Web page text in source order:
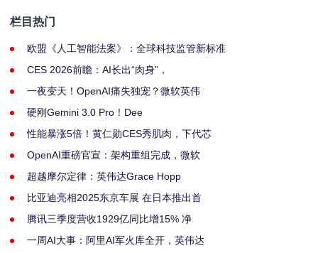
栏目热门
欧盟《人工智能法案》：全球科技监管新标准
CES 2026前瞻：AI长出“肉身”，
一夜变天！OpenAI痛失独宠？微软英伟
硬刚Gemini 3.0 Pro！Dee
性能暴涨5倍！黄仁勋CES秀肌肉，下代芯
OpenAI重磅官宣：架构重组完成，微软
超越摩尔定律：英伟达Grace Hopp
比亚迪亮相2025东京车展 在日本推出首
腾讯三季度营收1929亿同比增15% 净
一周AI大事：阿里AI军火库全开，英伟达